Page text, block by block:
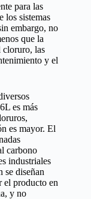
para las
los sistemas
embargo, no
que la
cloruro, las
y el
es más
es mayor. El
carbono
industriales
se diseñan
el producto en
y no